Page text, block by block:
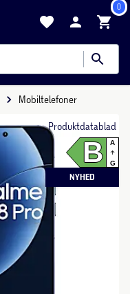
0
Mobiltelefoner
Produktdatablad
B A
G
NYHED